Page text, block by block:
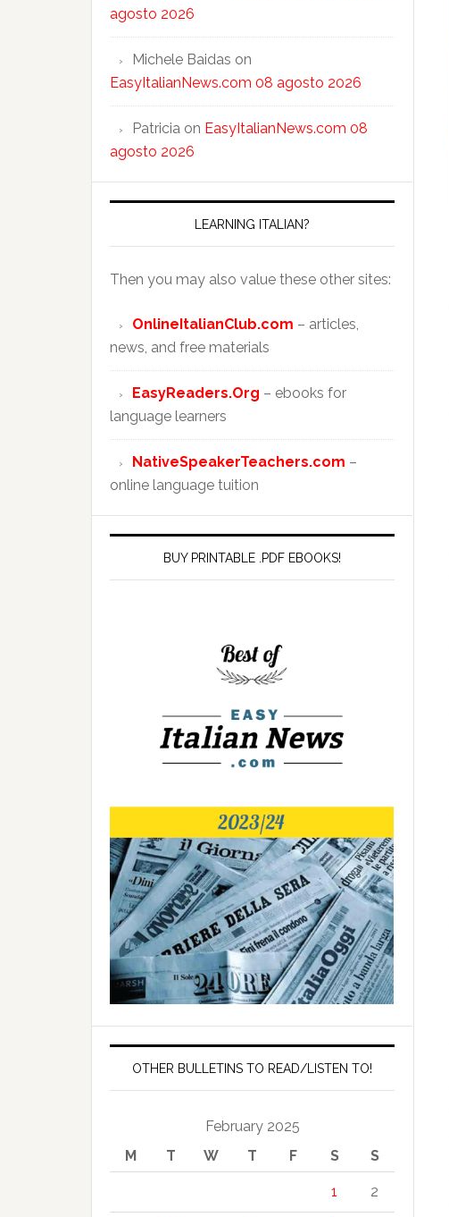
agosto 2026
Michele Baidas on
EasyItalianNews.com 08 agosto 2026
Patricia on EasyItalianNews.com 08
agosto 2026
LEARNING ITALIAN?
Then you may also value these other sites:
OnlineItalianClub.com – articles,
news, and free materials
EasyReaders.Org – ebooks for
language learners
NativeSpeakerTeachers.com –
online language tuition
BUY PRINTABLE .PDF EBOOKS!
OTHER BULLETINS TO READ/LISTEN TO!
February 2025
M
T W T F S S
1 2